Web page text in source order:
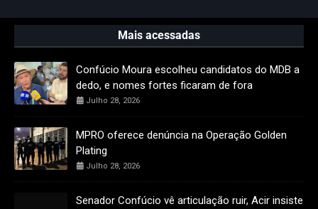
Mais acessadas
Confúcio Moura escolheu candidatos do MDB a
dedo, e nomes fortes ficaram de fora
Julho 28, 2026
MPRO oferece denúncia na Operação Golden
Plating
Julho 28, 2026
Senador Confúcio vê articulação ruir, Acir insiste